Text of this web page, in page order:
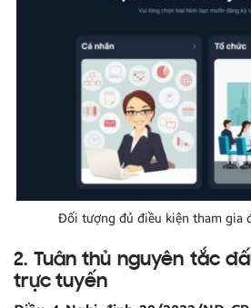
Đối tượng đủ điều kiện tham gia
2. Tuân thủ nguyên tắc
trực tuyến